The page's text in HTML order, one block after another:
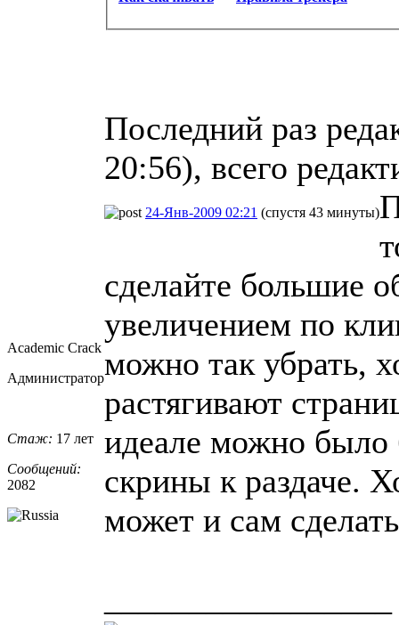
Последний раз
20:56), всего
Academic Crack
Администратор
Стаж: 17 лет
Сообщений:
2082
24-Янв-2009 02:21 (спустя 43 минуты)
сделайте большие
увеличением по
можно так убрать,
растягивают
идеале можно
скрины к раздаче.
может и сам